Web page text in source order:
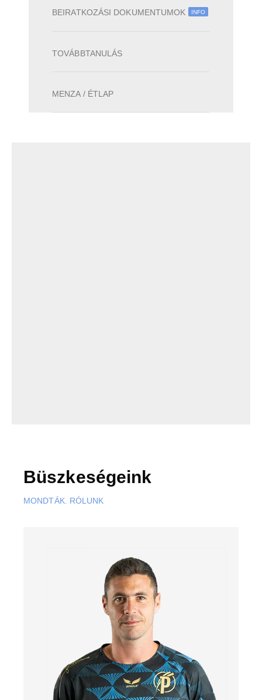
BEIRATKOZÁSI DOKUMENTUMOK INFO
TOVÁBBTANULÁS
MENZA / ÉTLAP
Büszkeségeink
MONDTÁK. RÓLUNK